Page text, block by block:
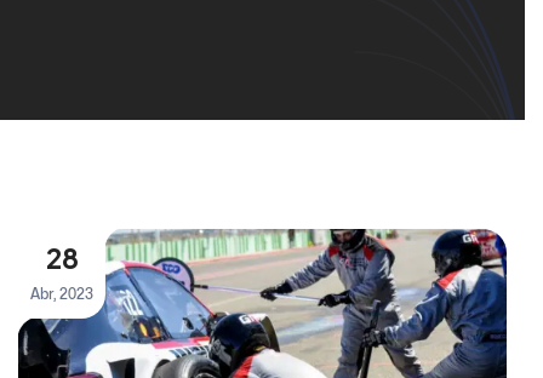
28
Abr, 2023